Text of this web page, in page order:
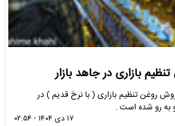
بازاری در جاهد بازار
روغن تنظیم بازاری ( با نرخ قدیم ) در
به رو شده است .
۱۷ دی ۱۴۰۴ - ۰۲:۵۴